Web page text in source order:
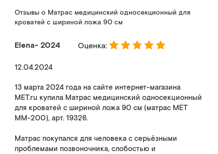
Отзывы о Матрас медицинский односекционный для
кроватей с шириной ложа 90 см
Elena- 2024 Оценка:
12.04.2024
13 марта 2024 года на сайте интернет-магазина
MET.ru купила Матрас медицинский односекционный
для кроватей с шириной ложа 90 см (матрас МЕТ
ММ-200), арт. 19326.
Матрас покупался для человека с серьёзными
проблемами позвоночника, слобостью и